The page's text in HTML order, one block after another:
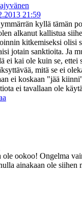
21:59
kyllä tämän
alkanut kallistua
kitkemiseksi olisi
jotain sanktioita. Ja
ei kai ole kuin se, ettei
mitä se ei
ei koskaan "jää
ei tavallaan ole
ole ookoo! Ongelma
ainakaan ole siihen